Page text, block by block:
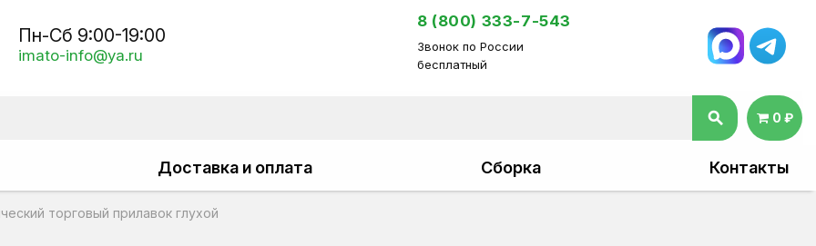
Пн-Сб 9:00-19:00
imato-info@ya.ru
8 (800) 333-7-543
Звонок по России
бесплатный
search 0 ₽
Доставка и оплата Сборка Контакты
торговый прилавок глухой